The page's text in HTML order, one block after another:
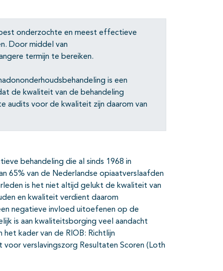
onder­zochte en meest effectieve
Door middel van
termijn te bereiken.
is een
de kwaliteit van de behandeling
audits voor de kwaliteit zijn daarom van
behandeling die al sinds 1968 in
65% van de Nederlandse opiaatverslaafden
is het niet altijd gelukt de kwali­teit van
en kwaliteit verdient daarom
negatieve invloed uitoefenen op de
is aan kwaliteitsborging veel aandacht
kader van de RIOB: Richtlijn
verslavingszorg Resultaten Scoren (Loth